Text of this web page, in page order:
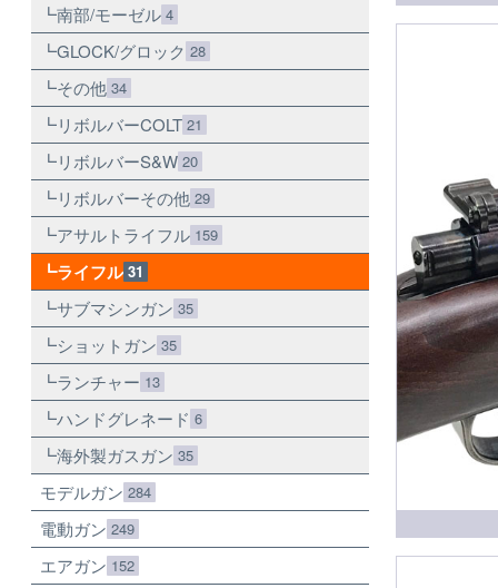
南部/モーゼル 4
GLOCK/グロック 28
その他 34
リボルバーCOLT 21
リボルバーS&W 20
リボルバーその他 29
アサルトライフル 159
ライフル 31
サブマシンガン 35
ショットガン 35
ランチャー 13
ハンドグレネード 6
海外製ガスガン 35
モデルガン 284
電動ガン 249
エアガン 152